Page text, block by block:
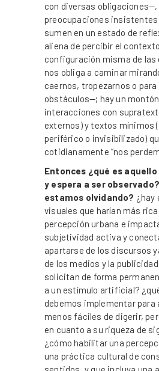
con diversas obligaciones—,
preocupaciones insistentes
sumen en un estado de
aliena de percibir el
configuración misma de las
nos obliga a caminar
caernos, tropezarnos o para
obstáculos—; hay un
interacciones con
externos) y textos mínimos
periférico o invisibilizado)
cotidianamente “nos
Entonces ¿qué es
y espera a ser
estamos olvidando? ¿hay
visuales que harían más
percepción urbana e
subjetividad activa y
apartarse de los discursos
de los medios y la
solicitan de forma
a un estímulo artificial?
debemos implementar para
menos fáciles de digerir,
en cuanto a su riqueza de
¿cómo habilitar una
una práctica cultural de